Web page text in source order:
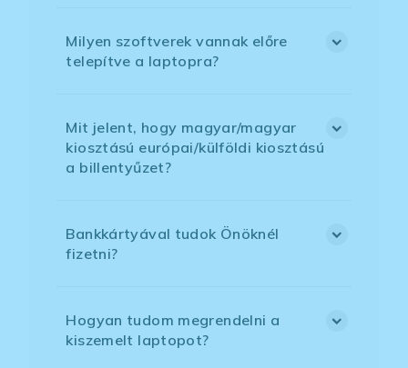
Milyen szoftverek vannak előre
telepítve a laptopra?
Mit jelent, hogy magyar/magyar
kiosztású európai/külföldi kiosztású
a billentyűzet?
Bankkártyával tudok Önöknél
fizetni?
Hogyan tudom megrendelni a
kiszemelt laptopot?